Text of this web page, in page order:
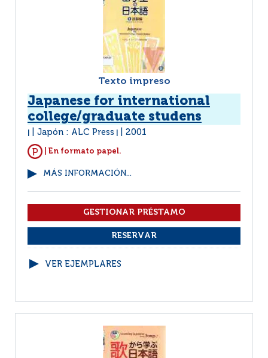
Texto impreso
Japanese for international
college/graduate studens
Japón : ALC Press 2001
| En formato papel.
MÁS INFORMACIÓN...
VER EJEMPLARES